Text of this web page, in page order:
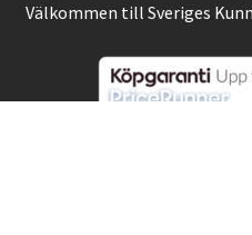
Välkommen till Sveriges